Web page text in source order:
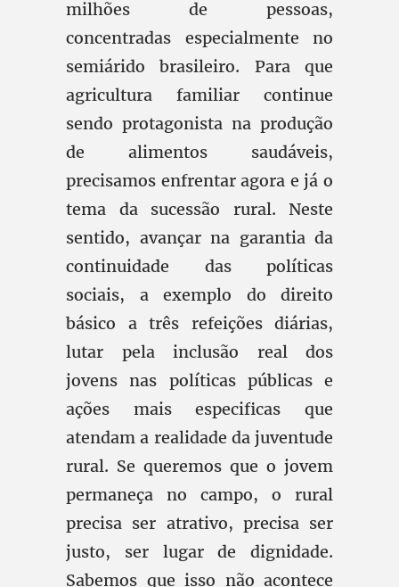
milhões de pessoas,
concentradas especialmente no
semiárido brasileiro. Para que
agricultura familiar continue
sendo protagonista na produção
de alimentos saudáveis,
precisamos enfrentar agora e já o
tema da sucessão rural. Neste
sentido, avançar na garantia da
continuidade das políticas
sociais, a exemplo do direito
básico a três refeições diárias,
lutar pela inclusão real dos
jovens nas políticas públicas e
ações mais especificas que
atendam a realidade da juventude
rural. Se queremos que o jovem
permaneça no campo, o rural
precisa ser atrativo, precisa ser
justo, ser lugar de dignidade.
Sabemos que isso não acontece